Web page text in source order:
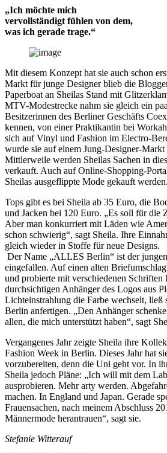
„Ich möchte mich
vervollständigt fühlen von dem,
was ich gerade trage.“
Mit diesem Konzept hat sie auch schon
Markt für junge Designer blieb die
Paperboat an Sheilas Stand mit
MTV-Modestrecke nahm sie gleich ein
Besitzerinnen des Berliner Geschäfts
kennen, von einer Praktikantin bei
sich auf Vinyl und Fashion im Electro-
wurde sie auf einem Jung-Designer-Markt
Mittlerweile werden Sheilas Sachen in
verkauft. Auch auf Online-Shopping-
Sheilas ausgeflippte Mode gekauft werden.
Tops gibt es bei Sheila ab 35 Euro, die
und Jacken bei 120 Euro. „Es soll für die
Aber man konkurriert mit Läden wie
schon schwierig“, sagt Sheila. Ihre
gleich wieder in Stoffe für neue Designs.
Der Name „ALLES Berlin“ ist der
eingefallen. Auf einen alten
und probierte mit verschiedenen Schriften
durchsichtigen Anhänger des Logos aus
Lichteinstrahlung die Farbe wechselt, ließ
Berlin anfertigen. „Den Anhänger
allen, die mich unterstützt haben“, sagt
Vergangenes Jahr zeigte Sheila ihre
Fashion Week in Berlin. Dieses Jahr hat
vorzubereiten, denn die Uni geht vor. In
Sheila jedoch Pläne: „Ich will mit dem
ausprobieren. Mehr arty werden.
machen. In England und Japan. Gerade
Frauensachen, nach meinem Abschluss
Männermode herantrauen“, sagt sie.
Stefanie Witterauf